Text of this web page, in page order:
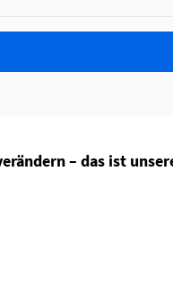
– das ist